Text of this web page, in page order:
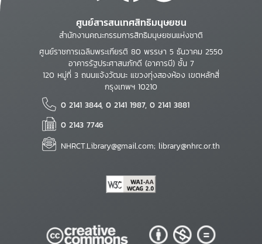
ศูนย์สารสนเทศสิทธิมนุษยชน
สำนักงานคณะกรรมการสิทธิมนุษยชนแห่งชาติ
ศูนย์ราชการเฉลิมพระเกียรติ 80 พรรษา 5 ธันวาคม 2550
อาคารรัฐประศาสนภักดี (อาคารบี) ชั้น 7
120 หมู่ที่ 3 ถนนแจ้งวัฒนะ แขวงทุ่งสองห้อง เขตหลักสี่
กรุงเทพฯ 10210
0 2141 3844, 0 2141 1987, 0 2141 3881
0 2143 7746
NHRCT.Library@gmail.com; library@nhrc.or.th